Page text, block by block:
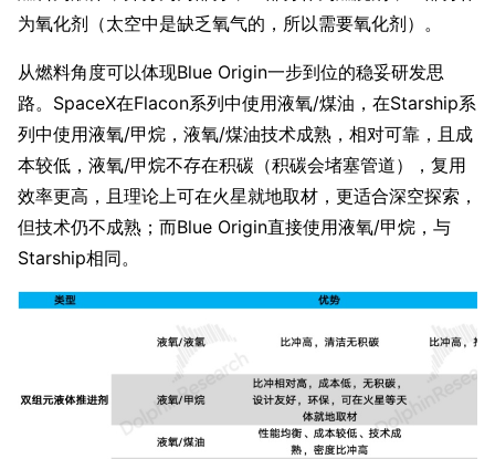
为氧化剂（太空中是缺乏氧气的，所以需要氧化剂）。
从燃料角度可以体现Blue Origin一步到位的稳妥研发思
路。SpaceX在Flacon系列中使用液氧/煤油，在Starship系
列中使用液氧/甲烷，液氧/煤油技术成熟，相对可靠，且成
本较低，液氧/甲烷不存在积碳（积碳会堵塞管道），复用
效率更高，且理论上可在火星就地取材，更适合深空探索，
但技术仍不成熟；而Blue Origin直接使用液氧/甲烷，与
Starship相同。